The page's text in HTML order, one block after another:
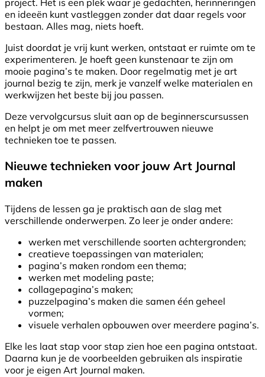
project. Het is een plek waar je gedachten, herinneringen
en ideeën kunt vastleggen zonder dat daar regels voor
bestaan. Alles mag, niets hoeft.
Juist doordat je vrij kunt werken, ontstaat er ruimte om te
experimenteren. Je hoeft geen kunstenaar te zijn om
mooie pagina’s te maken. Door regelmatig met je art
journal bezig te zijn, merk je vanzelf welke materialen en
werkwijzen het beste bij jou passen.
Deze vervolgcursus sluit aan op de beginnerscursussen
en helpt je om met meer zelfvertrouwen nieuwe
technieken toe te passen.
Nieuwe technieken voor jouw Art Journal
maken
Tijdens de lessen ga je praktisch aan de slag met
verschillende onderwerpen. Zo leer je onder andere:
werken met verschillende soorten achtergronden;
creatieve toepassingen van materialen;
pagina’s maken rondom een thema;
werken met modeling paste;
collagepagina’s maken;
puzzelpagina’s maken die samen één geheel
vormen;
visuele verhalen opbouwen over meerdere pagina’s.
Elke les laat stap voor stap zien hoe een pagina ontstaat.
Daarna kun je de voorbeelden gebruiken als inspiratie
voor je eigen Art Journal maken.